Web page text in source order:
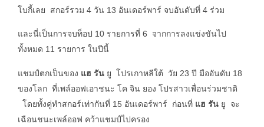
โบกี้เลย สกอร์รวม 4 วัน 13 อันเดอร์พาร์ จบอันดับที่ 4 ร่วม
และนี่เป็นการจบท็อป 10 รายการที่ 6 จากการลงแข่งขันไป
ทั้งหมด 11 รายการ ในปีนี้
แชมป์ตกเป็นของ แฮ รัน ยู โปรเกาหลีใต้ วัย 23 ปี มืออันดับ 18
ของโลก ที่เพล์ออฟเอาชนะ โค จิน ยอง โปรสาวเพื่อนร่วมชาติ
โดยทั้งคู่ทำสกอร์เท่ากันที่ 15 อันเดอร์พาร์ ก่อนที่ แฮ รัน ยู จะ
เฉือนชนะเพล์ออฟ คว้าแชมป์ไปครอง